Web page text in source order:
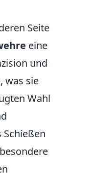
Seite
eine
und
was sie
Wahl